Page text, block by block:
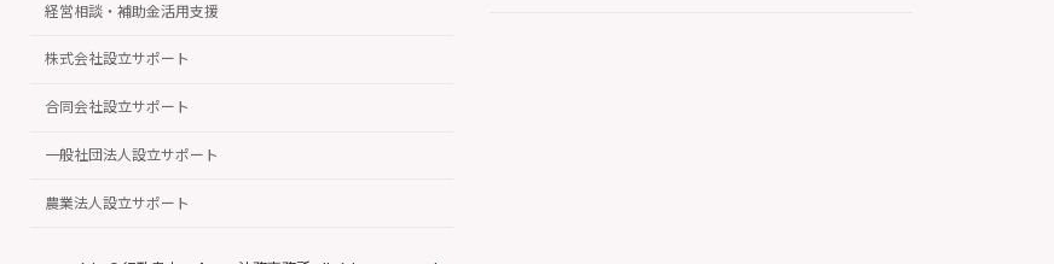
経営相談・補助金活用支援
株式会社設立サポート
合同会社設立サポート
一般社団法人設立サポート
農業法人設立サポート